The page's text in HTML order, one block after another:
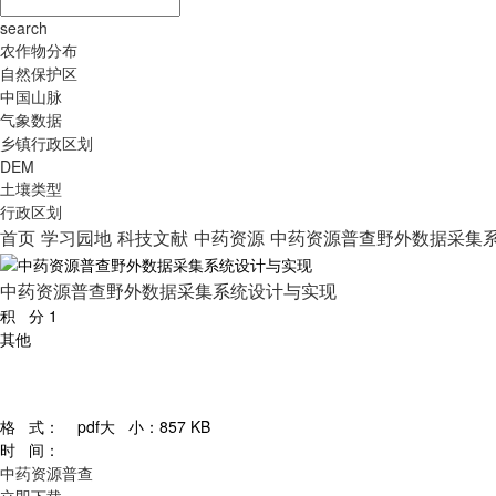
search
农作物分布
自然保护区
中国山脉
气象数据
乡镇行政区划
DEM
土壤类型
行政区划
首页 学习园地 科技文献 中药资源 中药资源普查野外数据采集
中药资源普查野外数据采集系统设计与实现
积 分 1
其他
格 式： pdf大 小： 857 KB
时 间：
中药资源普查